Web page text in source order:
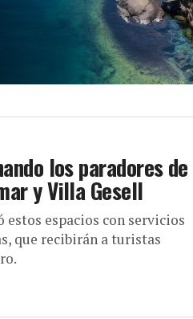
los paradores de
y Villa Gesell
espacios con servicios
que recibirán a turistas